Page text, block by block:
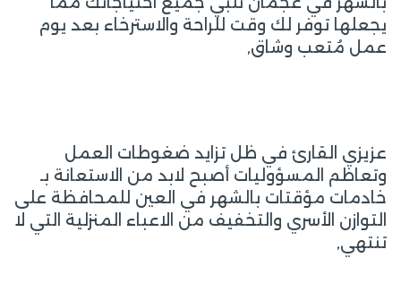
يجعلها توفر لك وقت للراحة والاسترخاء بعد يوم
عمل مُتعب وشاق,
عزيزي القارئ في ظل تزايد ضغوطات العمل
وتعاظم المسؤوليات أصبح لابد من الاستعانة بـ
خادمات مؤقتات بالشهر في العين للمحافظة على
التوازن الأسري والتخفيف من الاعباء المنزلية التي لا
تنتهي,